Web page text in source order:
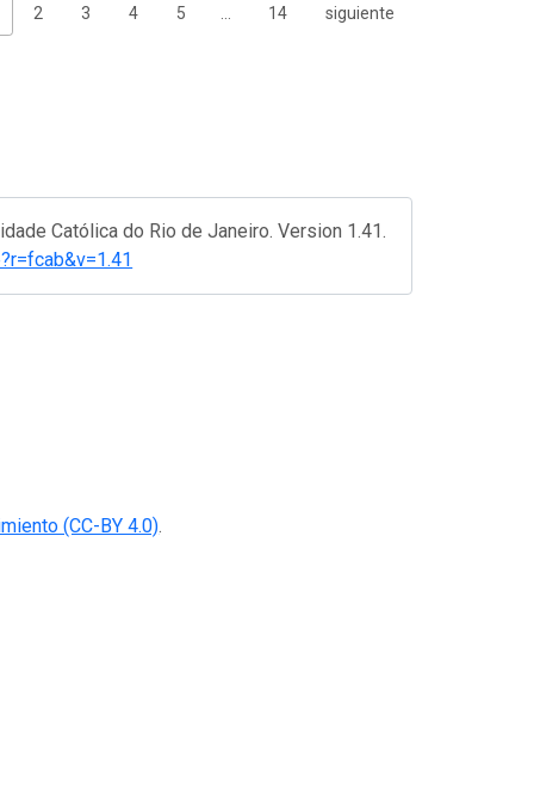
2 3 4 5 … 14 siguiente
Católica do Rio de Janeiro. Version 1.41.
(CC-BY 4.0).